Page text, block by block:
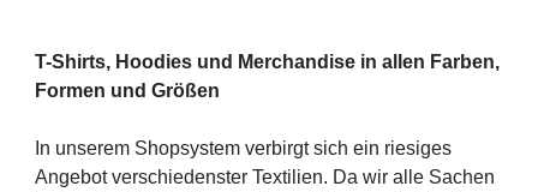
T-Shirts, Hoodies und Merchandise in allen Farben,
Formen und Größen
In unserem Shopsystem verbirgt sich ein riesiges
Angebot verschiedenster Textilien. Da wir alle Sachen